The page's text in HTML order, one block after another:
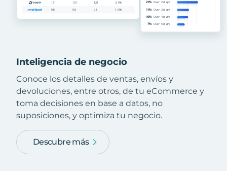
Inteligencia de negocio
Conoce los detalles de ventas, envíos y
devoluciones, entre otros, de tu eCommerce y
toma decisiones en base a datos, no
suposiciones, y optimiza tu negocio.
Descubre más